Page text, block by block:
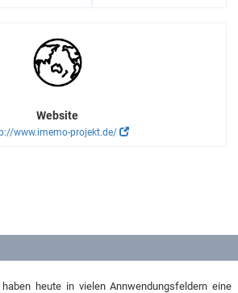
Website
www.imemo-projekt.de/
heute in vielen Annwendungsfeldern eine